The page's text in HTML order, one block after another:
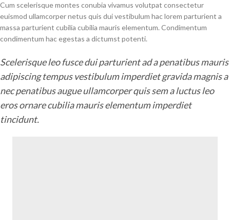
Cum scelerisque montes conubia vivamus volutpat consectetur
euismod ullamcorper netus quis dui vestibulum hac lorem parturient a
massa parturient cubilia cubilia mauris elementum. Condimentum
condimentum hac egestas a dictumst potenti.
Scelerisque leo fusce dui parturient ad a penatibus mauris
adipiscing tempus vestibulum imperdiet gravida magnis a
nec penatibus augue ullamcorper quis sem a luctus leo
eros ornare cubilia mauris elementum imperdiet
tincidunt.